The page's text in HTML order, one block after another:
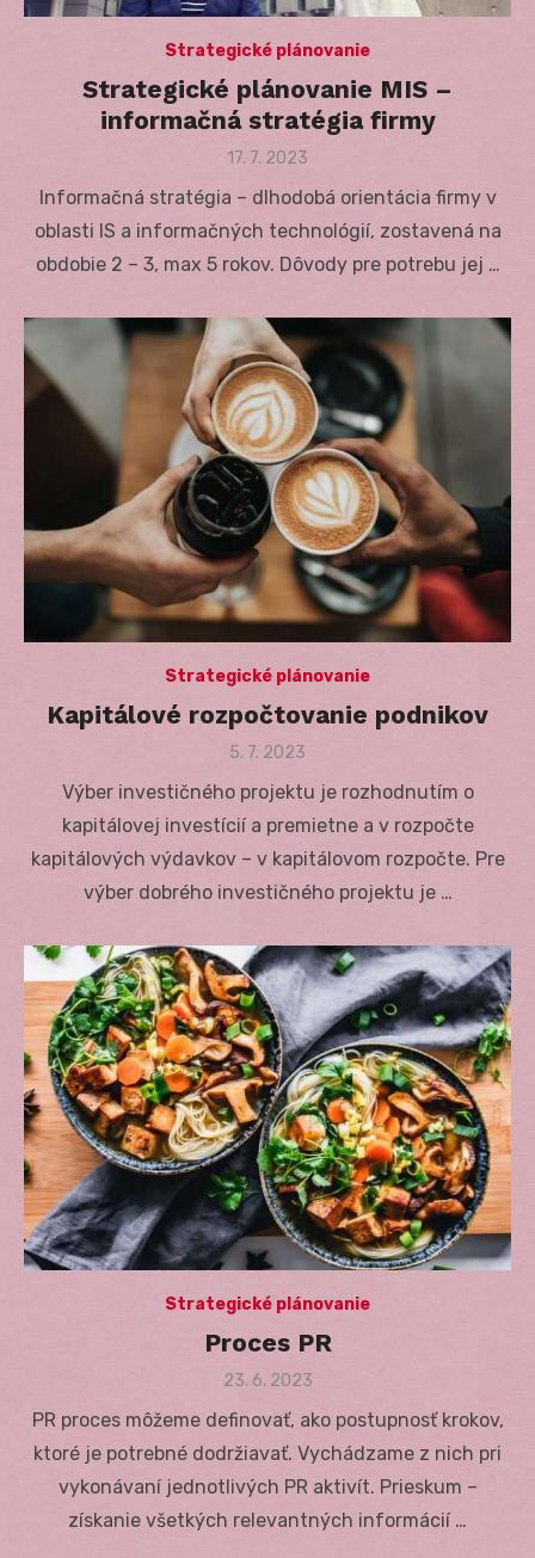
Strategické plánovanie
Strategické plánovanie MIS –
informačná stratégia firmy
Posted
17. 7. 2023
Informačná stratégia – dlhodobá orientácia firmy v
oblasti IS a informačných technológií, zostavená na
obdobie 2 – 3, max 5 rokov. Dôvody pre potrebu jej …
Strategické plánovanie
Kapitálové rozpočtovanie podnikov
Posted
5. 7. 2023
Výber investičného projektu je rozhodnutím o
kapitálovej investícií a premietne a v rozpočte
kapitálových výdavkov – v kapitálovom rozpočte. Pre
výber dobrého investičného projektu je …
Strategické plánovanie
Proces PR
Posted
23. 6. 2023
PR proces môžeme definovať, ako postupnosť krokov,
ktoré je potrebné dodržiavať. Vychádzame z nich pri
vykonávaní jednotlivých PR aktivít. Prieskum –
získanie všetkých relevantných informácií …